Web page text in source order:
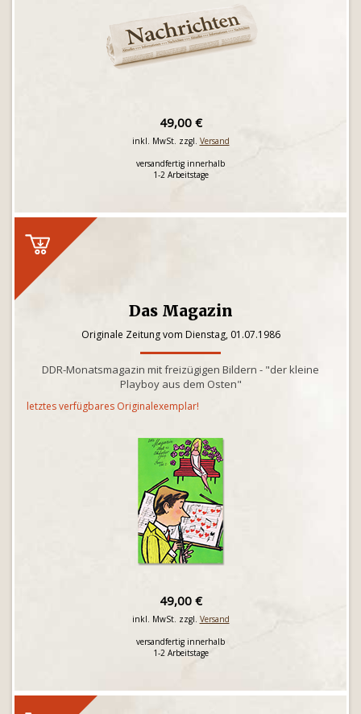
49,00 €
inkl. MwSt. zzgl. Versand
versandfertig innerhalb
1-2 Arbeitstage
Das Magazin
Originale Zeitung vom Dienstag, 01.07.1986
DDR-Monatsmagazin mit freizügigen Bildern - "der kleine
Playboy aus dem Osten"
letztes verfügbares Originalexemplar!
49,00 €
inkl. MwSt. zzgl. Versand
versandfertig innerhalb
1-2 Arbeitstage